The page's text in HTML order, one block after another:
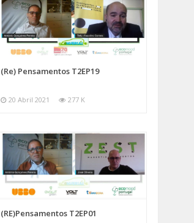
(Re) Pensamentos T2EP19
20 Abril 2021 277 K
(RE)Pensamentos T2EP01